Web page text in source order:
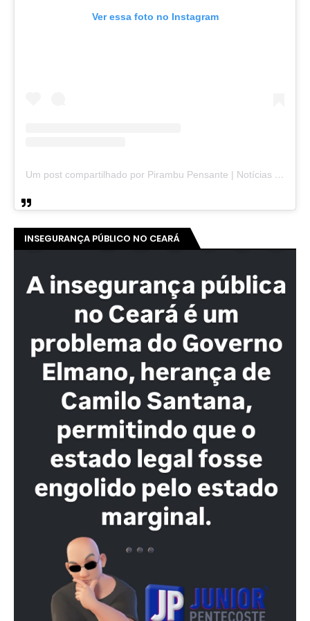
Ver essa foto no Instagram
Um post compartilhado por Pirambu Pensante | Notícias & Entretenimento (@pirambupensante)
INSEGURANÇA PÚBLICO NO CEARÁ